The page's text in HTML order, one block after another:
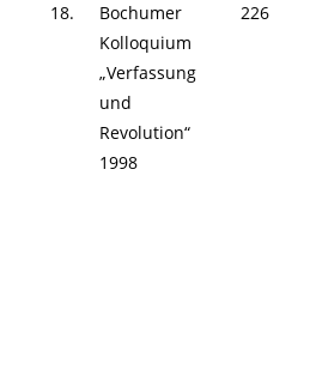
18.
Bochumer
Kolloquium
„Verfassung
und
Revolution“
1998
226